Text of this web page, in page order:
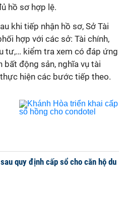
hồ sơ hợp lệ.
khi tiếp nhận hồ sơ, Sở Tài
hợp với các sở: Tài chính,
tư,… kiểm tra xem có đáp ứng
bất động sản, nghĩa vụ tài
hiện các bước tiếp theo.
quy định cấp sổ cho căn hộ du